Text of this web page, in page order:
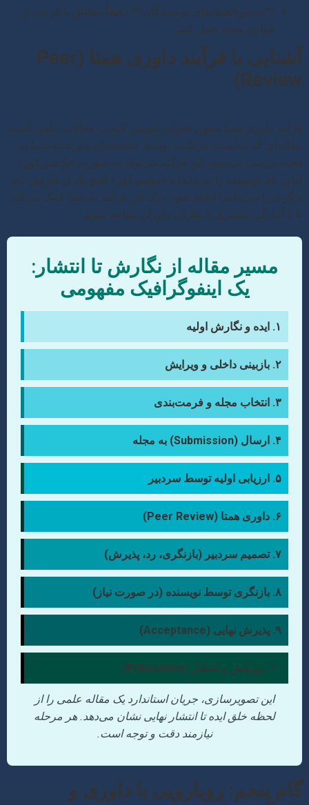
**دستورالعمل‌های نویسندگان:** دقیقاً مطابق با فرمت و
قوانین مجله عمل کنید.
آشنایی با فرآیند داوری همتا (Peer
Review)
فرآیند داوری همتا ستون فقرات تضمین کیفیت مقالات علمی است.
مقاله‌ای که سابمیت می‌کنید، توسط متخصصان هم‌رشته شما به
دقت بررسی می‌شود. این فرآیند می‌تواند به صورت «یک‌سو کور»
(داور نام نویسنده را می‌داند) یا «دوسو کور» (هیچ یک از طرفین نام
دیگری را نمی‌دانند) انجام شود. درک این فرآیند به شما کمک می‌کند
تا با آمادگی بیشتری با نظرات داوران مواجه شوید.
مسیر مقاله از نگارش تا انتشار:
یک اینفوگرافیک مفهومی
۱. ایده و نگارش اولیه
۲. بازبینی داخلی و ویرایش
۳. انتخاب مجله و فرمت‌بندی
۴. ارسال (Submission) به مجله
۵. ارزیابی اولیه توسط سردبیر
۶. داوری همتا (Peer Review)
۷. تصمیم سردبیر (بازنگری، رد، پذیرش)
۸. بازنگری توسط نویسنده (در صورت نیاز)
۹. پذیرش نهایی (Acceptance)
۱۰. ویرایش و انتشار (Publication)
این تصویرسازی، جریان استاندارد یک مقاله علمی را از
لحظه خلق ایده تا انتشار نهایی نشان می‌دهد. هر مرحله
نیازمند دقت و توجه است.
گام پنجم: رویارویی با داوری و